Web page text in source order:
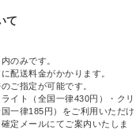
て
のみです。
配送料金がかかります。
ご指定が可能です。
イト（全国一律430円）・クリ
一律185円）をご利用いただけ
定メールにてご案内いたしま